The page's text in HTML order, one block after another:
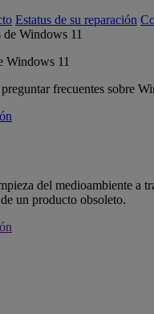
Estatus de su reparación
Windows 11
frecuentes sobre
del medioambiente a
un producto obsoleto.